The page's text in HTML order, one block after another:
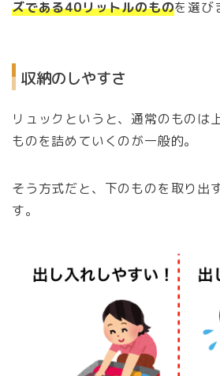
ズである40リットルのものを選び
収納のしやすさ
リュックというと、通常のものは
ものを詰めていくのが一般的。
そう方式だと、下のものを取り出
す。